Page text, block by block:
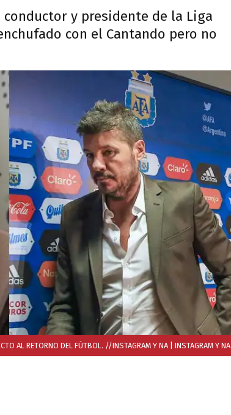
y presidente de la Liga
con el Cantando pero no
AL RETORNO DEL FÚTBOL. //INSTAGRAM Y NA | INSTAGRAM Y NA